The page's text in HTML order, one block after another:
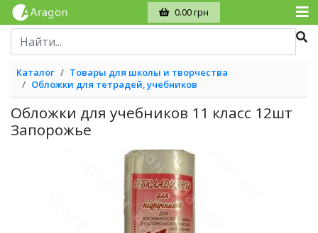
0.00 грн
Каталог
Товары для школы и творчества
Обложки для тетрадей, учебников
Обложки для учебников 11 класс 12шт
Запорожье